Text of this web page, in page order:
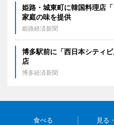
姫路・城東町に韓国料理店
家庭の味を提供
姫路経済新聞
博多駅前に「西日本シティ
店
博多経済新聞
食べる 見る